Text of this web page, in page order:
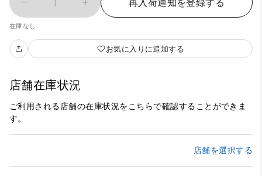
再入荷通知を登録する
在庫なし
お気に入りに追加する
店舗在庫状況
ご利用される店舗の在庫状況をこちらで確認することができま
す。
店舗を選択する